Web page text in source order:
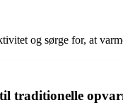
og sørge for, at
traditionelle